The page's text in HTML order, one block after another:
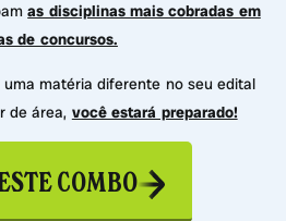
as disciplinas mais cobradas em
de concursos.
matéria diferente no seu edital
de área, você estará preparado!
COMBO